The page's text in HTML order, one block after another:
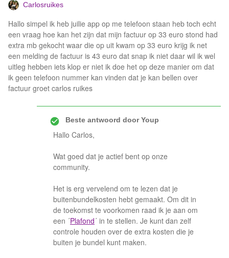
Carlosruikes
Hallo simpel ik heb juilie app op me telefoon staan heb toch echt
een vraag hoe kan het zijn dat mijn factuur op 33 euro stond had
extra mb gekocht waar die op uit kwam op 33 euro krijg ik net
een melding de factuur is 43 euro dat snap ik niet daar wil ik wel
uitleg hebben iets klop er niet ik doe het op deze manier om dat
ik geen telefoon nummer kan vinden dat je kan bellen over
factuur groet carlos ruikes
Beste antwoord doorYoup
Hallo Carlos,
Wat goed dat je actief bent op onze
community.
Het is erg vervelend om te lezen dat je
buitenbundelkosten hebt gemaakt. Om dit in
de toekomst te voorkomen raad ik je aan om
een ´Plafond´ in te stellen. Je kunt dan zelf
controle houden over de extra kosten die je
buiten je bundel kunt maken.